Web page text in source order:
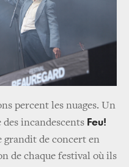
percent les nuages. Un
incandescents Feu!
grandit de concert en
de chaque festival où ils